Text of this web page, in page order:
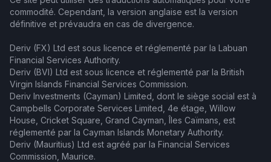
commodité. Cependant, la version anglaise est la version
définitive et prévaudra en cas de divergence.
Deriv (FX) Ltd est sous licence et réglementé par la Labuan
Financial Services Authority.
Deriv (BVI) Ltd est sous licence et réglementé par la British
Virgin Islands Financial Services Commission.
Deriv Investments (Cayman) Limited, dont le siège social est à
Campbells Corporate Services Limited, 4e étage, Willow
House, Cricket Square, Grand Cayman, Îles Caïmans, est
réglementé par la Cayman Islands Monetary Authority.
Deriv (Mauritius) Ltd est agréé par la Financial Services
Commission, Maurice.